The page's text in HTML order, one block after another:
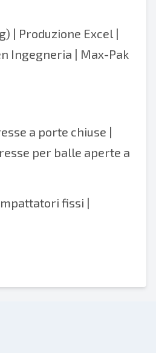
| Produzione Excel |
Ingegneria | Max-Pak
a porte chiuse |
per balle aperte a
fissi |